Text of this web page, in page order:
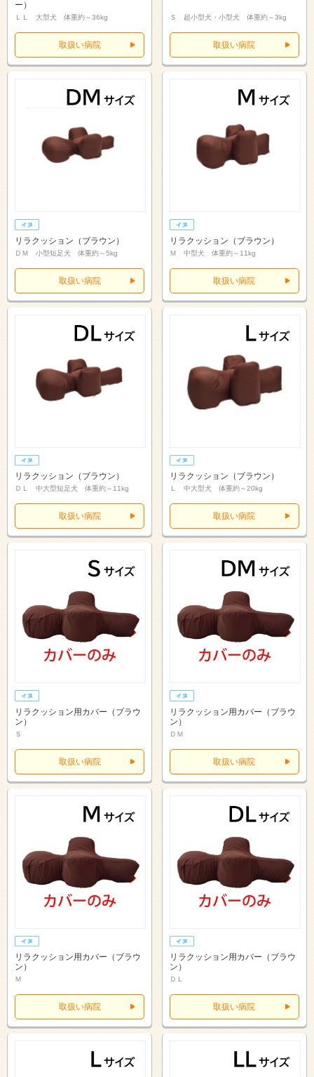
ー）
ＬＬ 大型犬 体重約～36kg
取扱い病院
Ｓ 超小型犬・小型犬 体重約～3kg
取扱い病院
リラクッション（ブラウン）
ＤＭ 小型短足犬 体重約～5kg
取扱い病院
リラクッション（ブラウン）
Ｍ 中型犬 体重約～11kg
取扱い病院
リラクッション（ブラウン）
ＤＬ 中大型短足犬 体重約～11kg
取扱い病院
リラクッション（ブラウン）
Ｌ 中大型犬 体重約～20kg
取扱い病院
リラクッション用カバー（ブラウ
ン）
Ｓ
取扱い病院
リラクッション用カバー（ブラウ
ン）
ＤＭ
取扱い病院
リラクッション用カバー（ブラウ
ン）
Ｍ
取扱い病院
リラクッション用カバー（ブラウ
ン）
ＤＬ
取扱い病院